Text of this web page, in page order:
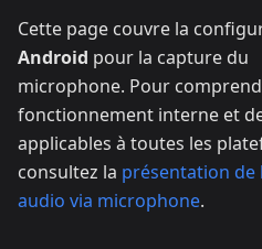
Cette page couvre la
Android pour la capture du
microphone. Pour
fonctionnement interne et
applicables à toutes les
consultez la présentation de
audio via microphone.